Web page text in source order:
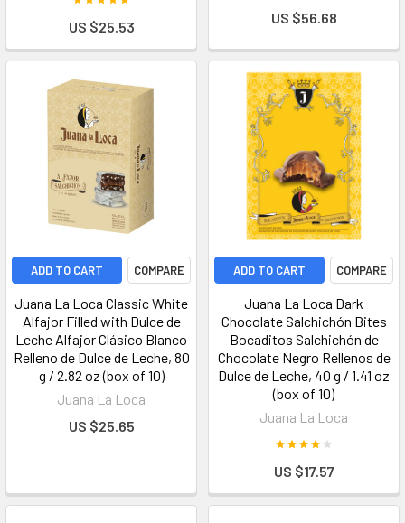
US $25.53
US $56.68
ADD TO CART COMPARE
Juana La Loca Classic White
Alfajor Filled with Dulce de
Leche Alfajor Clásico Blanco
Relleno de Dulce de Leche, 80
g / 2.82 oz (box of 10)
Juana La Loca
US $25.65
ADD TO CART COMPARE
Juana La Loca Dark
Chocolate Salchichón Bites
Bocaditos Salchichón de
Chocolate Negro Rellenos de
Dulce de Leche, 40 g / 1.41 oz
(box of 10)
Juana La Loca
US $17.57